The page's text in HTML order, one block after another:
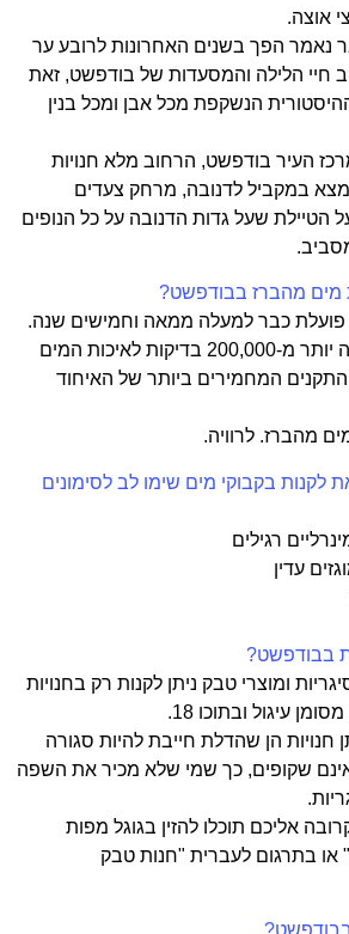
אוצה.
נאמר הפך בשנים האחרונות לרובע ער
חיי הלילה והמסעדות של בודפשט, זאת
הנשקפת מכל אבן ומכל בנין
העיר בודפשט, הרחוב מלא חנויות
במקביל לדנובה, מרחק צעדים
הטיילת שעל גדות הדנובה על כל הנופים
מהברז בבודפשט?
פועלת כבר למעלה ממאה וחמישים שנה.
מדי שנה עורכת החברה יותר מ-200,000 בדיקות לאיכות המים
התקנים המחמירים ביותר של האיחוד
מהברז. לרוויה.
לקנות בקבוקי מים שימו לב לסימונים
רגילים
עדין
בבודפשט?
ומוצרי טבק ניתן לקנות רק בחנויות
עיגול ובתוכו 18.
חנויות הן שהדלת חייבת להיות סגורה
אינם שקופים, כך שמי שלא מכיר את השפה
אליכם תוכלו להזין בגוגל מפות
"nemzeti dohánybolt" או בתרגום לעברית "חנות טבק